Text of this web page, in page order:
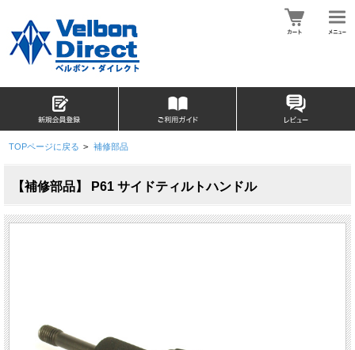
TOPページに戻る > 補修部品
【補修部品】 P61 サイドティルトハンドル